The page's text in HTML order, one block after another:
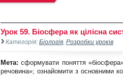
Урок 59. Біосфера як цілісна
Категорія: Біологія Розробки уроків
Мета: сформувати поняття
речовина»; ознайомити з основними